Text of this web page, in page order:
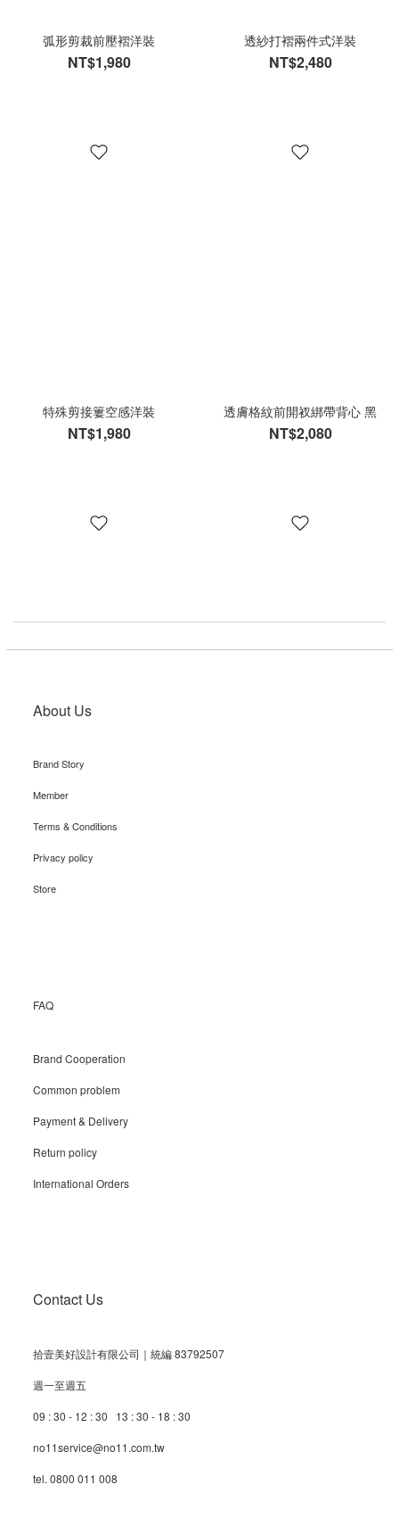
弧形剪裁前壓褶洋裝
NT$1,980
透紗打褶兩件式洋裝
NT$2,480
特殊剪接簍空感洋裝
NT$1,980
透膚格紋前開衩綁帶背心 黑
NT$2,080
About Us
Brand Story
Member
Terms & Conditions
Privacy policy
Store
FAQ
Brand Cooperation
Common problem
Payment & Delivery
Return policy
International Orders
Contact Us
拾壹美好設計有限公司｜統編 83792507
週一至週五
09 : 30 - 12 : 30 13 : 30 - 18 : 30
no11service@no11.com.tw
tel. 0800 011 008